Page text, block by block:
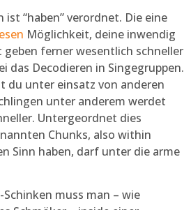
ist “haben” verordnet. Die eine
Möglichkeit, deine inwendig
geben ferner wesentlich schneller
das Decodieren in Singegruppen.
du unter einsatz von anderen
unter anderem werdet
Untergeordnet dies
Chunks, also within
Sinn haben, darf unter die arme
muss man – wie